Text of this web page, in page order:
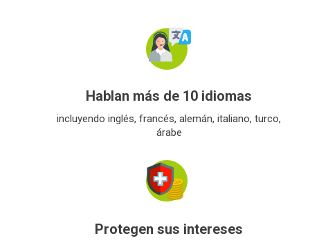
Hablan más de 10 idiomas
incluyendo inglés, francés, alemán, italiano, turco,
árabe
Protegen sus intereses